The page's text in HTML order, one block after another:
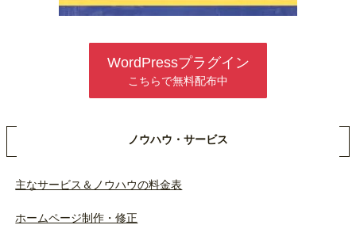
WordPressプラグイン
こちらで無料配布中
ノウハウ・サービス
主なサービス＆ノウハウの料金表
ホームページ制作・修正